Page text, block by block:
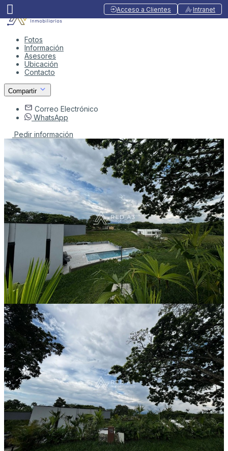
Acceso a Clientes Intranet
Fotos
Información
Asesores
Ubicación
Contacto
Compartir
Correo Electrónico
WhatsApp
Pedir información